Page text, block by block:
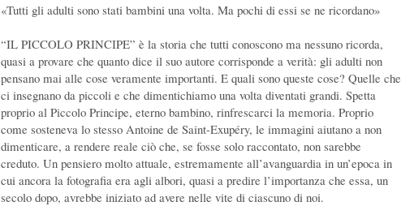
«Tutti gli adulti sono stati bambini una volta. Ma pochi di essi se ne ricordano»
“IL PICCOLO PRINCIPE” è la storia che tutti conoscono ma nessuno ricorda,
quasi a provare che quanto dice il suo autore corrisponde a verità: gli adulti non
pensano mai alle cose veramente importanti. E quali sono queste cose? Quelle che
ci insegnano da piccoli e che dimentichiamo una volta diventati grandi. Spetta
proprio al Piccolo Principe, eterno bambino, rinfrescarci la memoria. Proprio
come sosteneva lo stesso Antoine de Saint-Exupéry, le immagini aiutano a non
dimenticare, a rendere reale ciò che, se fosse solo raccontato, non sarebbe
creduto. Un pensiero molto attuale, estremamente all’avanguardia in un’epoca in
cui ancora la fotografia era agli albori, quasi a predire l’importanza che essa, un
secolo dopo, avrebbe iniziato ad avere nelle vite di ciascuno di noi.